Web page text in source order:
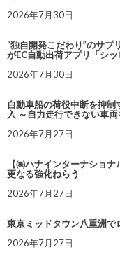
2026年7月30日
“独自開発こだわり”のサプ
がEC自動出荷アプリ「シ
2026年7月30日
自動車船の荷役中断を抑
入 ～自力走行できない車
2026年7月27日
【㈱ハナインターナショ
更なる強化ねらう
2026年7月27日
東京ミッドタウン八重洲
2026年7月27日